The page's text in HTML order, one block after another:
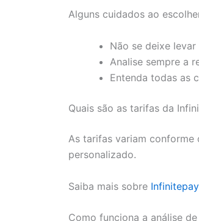
Alguns cuidados ao
Não se deixe
Analise sempre a
Entenda todas as
Quais são as tarifas da
As tarifas variam
personalizado.
Saiba mais sobre
Como funciona a análise de